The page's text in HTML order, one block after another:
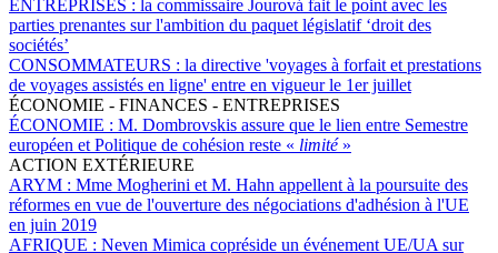
ENTREPRISES : la commissaire Jourová fait le point avec les
parties prenantes sur l'ambition du paquet législatif ‘droit des
sociétés’
CONSOMMATEURS : la directive 'voyages à forfait et prestations
de voyages assistés en ligne' entre en vigueur le 1er juillet
ÉCONOMIE - FINANCES - ENTREPRISES
ÉCONOMIE : M. Dombrovskis assure que le lien entre Semestre
européen et Politique de cohésion reste « limité»
ACTION EXTÉRIEURE
ARYM : Mme Mogherini et M. Hahn appellent à la poursuite des
réformes en vue de l'ouverture des négociations d'adhésion à l'UE
en juin 2019
AFRIQUE : Neven Mimica copréside un événement UE/UA sur